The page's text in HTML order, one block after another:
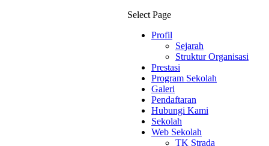
Select Page
Profil
Sejarah
Struktur Organisasi
Prestasi
Program Sekolah
Galeri
Pendaftaran
Hubungi Kami
Sekolah
Web Sekolah
TK Strada